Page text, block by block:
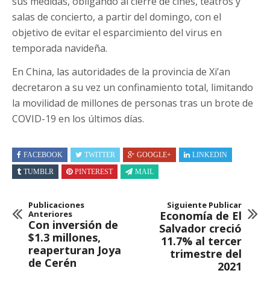
salas de concierto, a partir del domingo, con el
objetivo de evitar el esparcimiento del virus en
temporada navideña.
En China, las autoridades de la provincia de Xi’an
decretaron a su vez un confinamiento total, limitando
la movilidad de millones de personas tras un brote de
COVID-19 en los últimos días.
FACEBOOK TWITTER GOOGLE+
LINKEDIN
TUMBLR
PINTEREST MAIL
Publicaciones
Anteriores
Con inversión de
$1.3 millones,
reaperturan Joya
de Cerén
Siguiente Publicar
Economía de El
Salvador creció
11.7% al tercer
trimestre del
2021